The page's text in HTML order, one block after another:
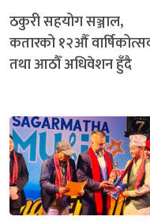
ठकुरी सहयोग सञ्जाल,
कतारको १२औँ
तथा आठौँ अधिवेशन हुँदै